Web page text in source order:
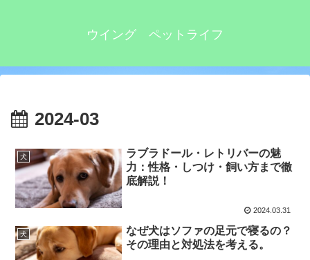
ウイング ペットライフ
2024-03
犬
ラブラドール・レトリバーの魅
力：性格・しつけ・飼い方まで徹
底解説！
2024.03.31
犬
なぜ犬はソファの足元で寝るの？
その理由と対処法を考える。